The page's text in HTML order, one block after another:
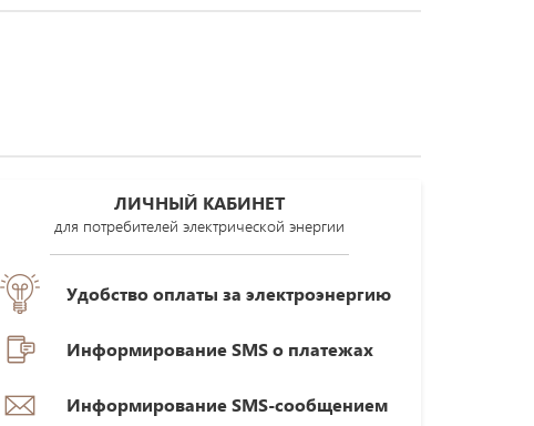
ЛИЧНЫЙ КАБИНЕТ
для потребителей электрической энергии
Удобство оплаты за электроэнергию
Информирование SMS о платежах
Информирование SMS-сообщением